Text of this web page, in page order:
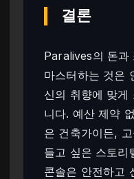
결론
Paralives의 돈과
마스터하는 것은
신의 취향에 맞게
니다. 예산 제약
은 건축가이든,
들고 싶은 스토리
콘솔은 안전하고